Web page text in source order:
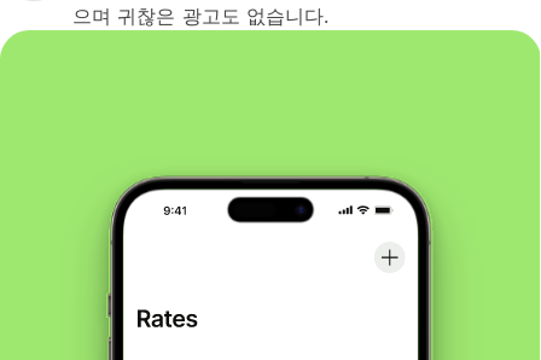
으며 귀찮은 광고도 없습니다.